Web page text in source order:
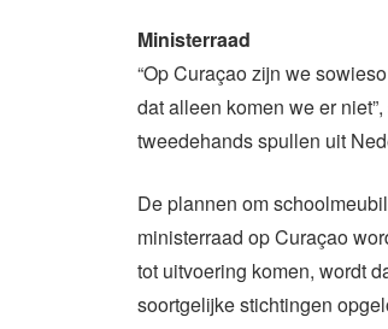
Ministerraad
“Op Curaçao zijn we
dat alleen komen we er
tweedehands spullen uit
De plannen om
ministerraad op Curaçao
tot uitvoering komen, wordt
soortgelijke stichtingen